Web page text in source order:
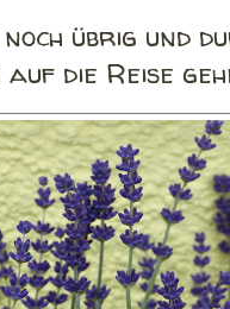
übrig und
die Reise